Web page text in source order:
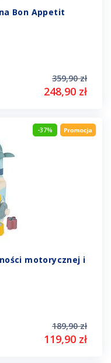
Bon Appetit
359,90 zł
248,90 zł
-37%
motorycznej i
189,90 zł
119,90 zł